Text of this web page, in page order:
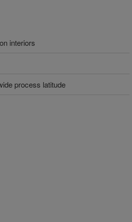
interiors
process latitude